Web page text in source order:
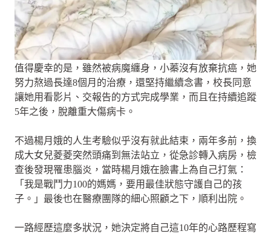
值得慶幸的是，雖然被病魔纏身，小蓁沒有放棄抗癌，她
努力熬過長達8個月的治療，還堅持繼續念書，校長同意
讓她用看影片、交報告的方式完成學業，而且在持續追蹤
5年之後，脫離重大傷病卡。
不過楊月娥的人生考驗似乎沒有就此結束，兩年多前，換
成大女兒菱菱突然頭痛到無法站立，從急診轉入病房，檢
查後發現罹患腦炎，當時楊月娥在臉書上為自己打氣：
「我是戰鬥力100的媽媽，要用最佳狀態守護自己的孩
子。」最後也在醫療團隊的細心照顧之下，順利出院。
一路經歷這麼多狀況，她決定將自己這10年的心路歷程寫